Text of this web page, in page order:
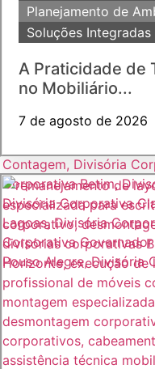
Planejamento de
Soluções Integradas
A Praticidade de
no Mobiliário...
7 de agosto de 2026